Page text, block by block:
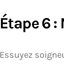
Étape 6
Essuyez